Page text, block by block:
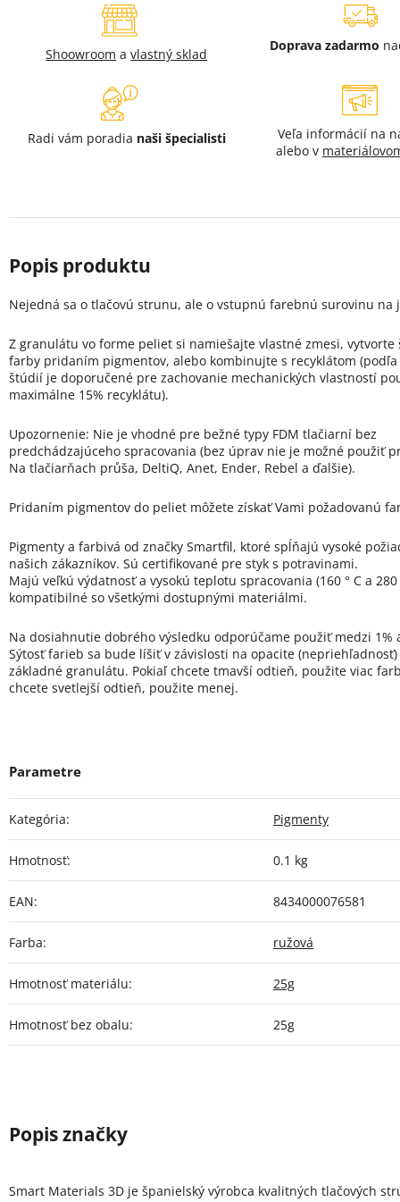
Shoowroom avlastný sklad
Doprava zadarmo
Radi vám poradia naši špecialisti
Veľa informácií na
alebo v
Nejedná sa o tlačovú strunu, ale o vstupnú farebnú surovinu na
Z granulátu vo forme peliet si namiešajte vlastné zmesi, vytvorte
farby pridaním pigmentov, alebo kombinujte s recyklátom
štúdií je doporučené pre zachovanie mechanických vlastností
maximálne 15% recyklátu).
Upozornenie: Nie je vhodné pre bežné typy FDM tlačiarní bez
predchádzajúceho spracovania (bez úprav nie je možné použiť
Na tlačiarňach průša, DeltiQ, Anet, Ender, Rebel a ďalšie).
Pridaním pigmentov do peliet môžete získať Vami požadovanú
Pigmenty a farbivá od značky Smartfil, ktoré spĺňajú vysoké
našich zákazníkov. Sú certifikované pre styk s potravinami.
Majú veľkú výdatnosť a vysokú teplotu spracovania (160 ° C a 280
kompatibilné so všetkými dostupnými materiálmi.
Na dosiahnutie dobrého výsledku odporúčame použiť medzi 1%
Sýtosť farieb sa bude líšiť v závislosti na opacite
základné granulátu. Pokiaľ chcete tmavší odtieň, použite viac
chcete svetlejší odtieň, použite menej.
Kategória: Pigmenty
Hmotnosť: 0.1 kg
EAN: 8434000076581
Farba: ružová
Hmotnosť materiálu: 25g
Hmotnosť bez obalu: 25g
Smart Materials 3D je španielský výrobca kvalitných tlačových